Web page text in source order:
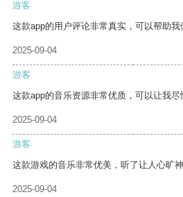
游客
这款app的用户评论非常真实，可以帮助我
2025-09-04
游客
这款app的音乐资源非常优质，可以让我尽
2025-09-04
游客
这款游戏的音乐非常优美，听了让人心旷神
2025-09-04